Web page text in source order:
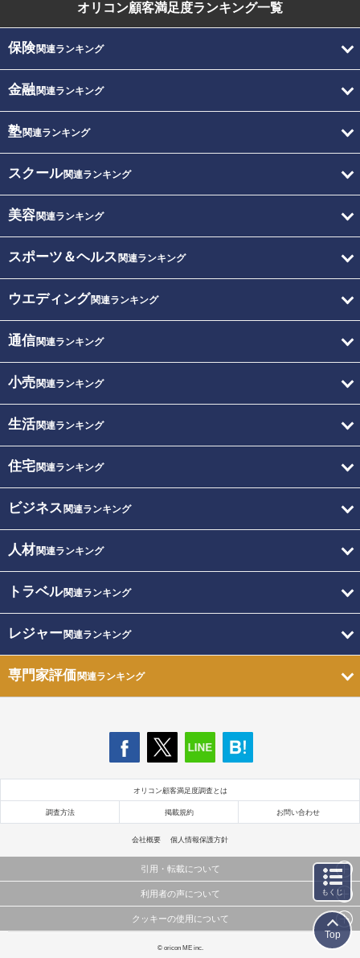
オリコン顧客満足度ランキング一覧
保険関連ランキング
金融関連ランキング
塾関連ランキング
スクール関連ランキング
美容関連ランキング
スポーツ＆ヘルス 関連ランキング
ウエディング関連ランキング
通信関連ランキング
小売関連ランキング
生活関連ランキング
住宅関連ランキング
ビジネス 関連ランキング
人材関連ランキング
トラベル関連ランキング
レジャー関連ランキング
専門家評価関連ランキング
オリコン顧客満足度調査とは
調査方法 掲載規約 お問い合わせ
会社概要 個人情報保護方針
引用・転載について
当サイトで公開されている情報（文字、写真、イラスト、画像データ等）及びこれらの配置・
これらの情報を権利者の許可なく無断転載・複製などの二次利用を行うことは固く禁じており
利用者の声について
当サイトに掲載している内容はすべてサービスの利用者が提出された見解・感想です。
弊社の見解・ 意見ではないことをご理解いただいた上でご覧ください。
クッキーの使用について
このサイトでは Cookie を使用して、ユーザーに合わせたコンテンツや広告の表示、ソーシャル
© oricon ME inc.
もくじ
Top